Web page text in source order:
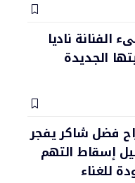
الفنانة ناديا
الجديدة
فضل شاكر يفجر
إسقاط التهم
للغناء